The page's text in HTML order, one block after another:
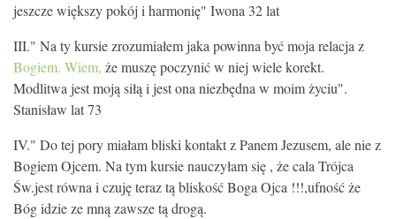
jeszcze większy pokój i harmonię" Iwona 32 lat
III." Na ty kursie zrozumiałem jaka powinna być moja relacja z
Bogiem. Wiem, że muszę poczynić w niej wiele korekt.
Modlitwa jest moją siłą i jest ona niezbędna w moim życiu".
Stanisław lat 73
IV." Do tej pory miałam bliski kontakt z Panem Jezusem, ale nie z
Bogiem Ojcem. Na tym kursie nauczyłam się , że cala Trójca
Św.jest równa i czuję teraz tą bliskość Boga Ojca !!!,ufność że
Bóg idzie ze mną zawsze tą drogą.